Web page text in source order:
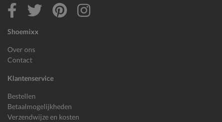
Shoemixx
Over ons
Contact
Klantenservice
Bestellen
Betaalmogelijkheden
Verzendwijze en kosten